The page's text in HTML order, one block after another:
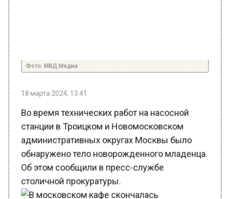
станции в Троицком и Новомосковском
административных округах Москвы было
обнаружено тело новорожденного младенца.
Об этом сообщили в пресс-службе
столичной прокуратуры.